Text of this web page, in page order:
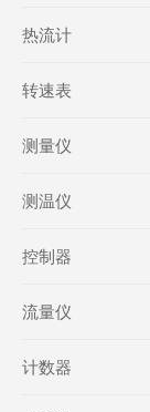
热流计
转速表
测量仪
测温仪
控制器
流量仪
计数器